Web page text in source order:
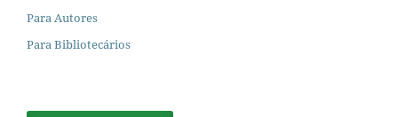
Para Autores
Para Bibliotecários